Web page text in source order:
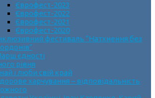
Єврофест-2023
Єврофест-2022
Єврофест-2021
Єврофест-2020
фестиваль “Натхнення без
єдності
рівня
і люби свій край
харчування – відповідальність